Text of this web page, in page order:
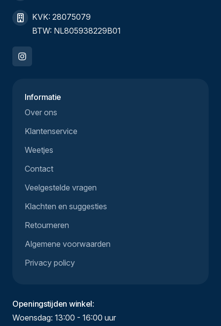
KVK: 28075079
BTW: NL805938229B01
Informatie
Over ons
Klantenservice
Weetjes
Contact
Veelgestelde vragen
Klachten en suggesties
Retourneren
Algemene voorwaarden
Privacy policy
Openingstijden winkel:
Woensdag: 13:00 - 16:00 uur